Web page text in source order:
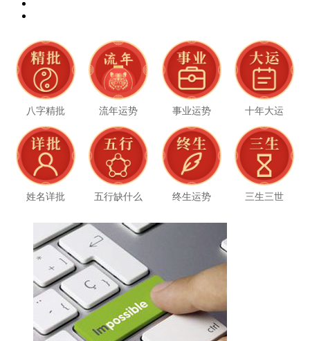
八字精批 流年运势 事业运势 十年大运
姓名详批 五行缺什么 终生运势 三生三世